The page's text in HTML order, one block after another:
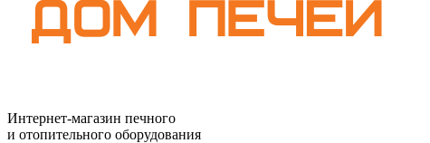
Интернет-магазин печного
и отопительного оборудования